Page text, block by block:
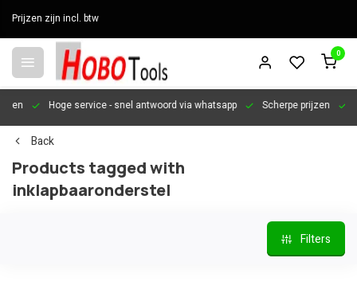
Prijzen zijn incl. btw
0
Hoge service- snel antwoord via whatsapp Scherpe prijzen
Back
Products tagged with
inklapbaaronderstel
Filters